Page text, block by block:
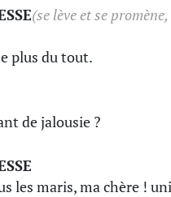
(se lève et se
plus du tout.
de jalousie ?
les maris, ma chère !